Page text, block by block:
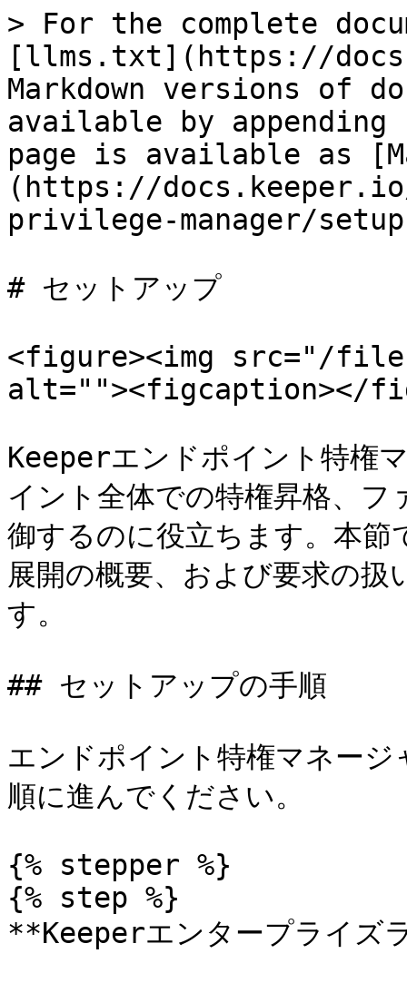
> For the complete
[llms.txt](https://
Markdown versions of
available by
page is available as
(https://
privilege-manager/
# セットアップ
<figure><img src="/files/
alt=""><figcaption></
Keeperエンドポイント特権
イント全体での特権昇格、
御するのに役立ちます。本節
展開の概要、および要求の
す。
## セットアップの手順
エンドポイント特権マネー
順に進んでください。
{% stepper %}
{% step %}
**Keeperエンタープライズ